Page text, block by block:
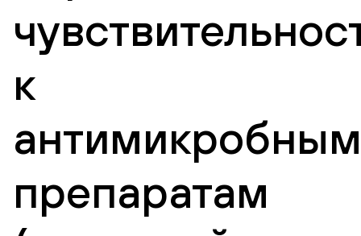
к
антимикробным
препаратам